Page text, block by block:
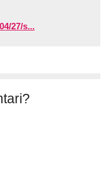
27/s...